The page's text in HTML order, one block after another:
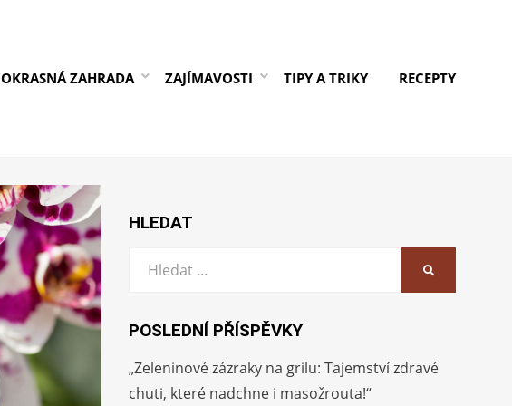
OKRASNÁ ZAHRADA ZAJÍMAVOSTI TIPY A TRIKY RECEPTY
HLEDAT
Vyhledat:
POSLEDNÍ PŘÍSPĚVKY
„Zeleninové zázraky na grilu: Tajemství zdravé
chuti, které nadchne i masožrouta!“